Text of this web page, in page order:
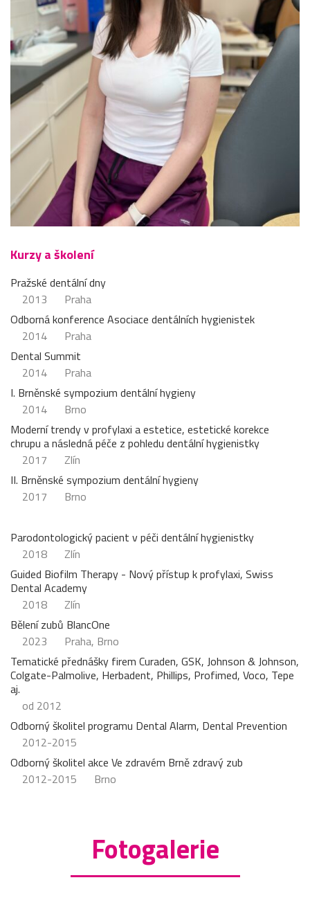
Kurzy a školení
Pražské dentální dny
2013
Praha
Odborná konference Asociace dentálních hygienistek
2014
Praha
Dental Summit
2014
Praha
I. Brněnské sympozium dentální hygieny
2014
Brno
Moderní trendy v profylaxi a estetice, estetické korekce
chrupu a následná péče z pohledu dentální hygienistky
2017
Zlín
II. Brněnské sympozium dentální hygieny
2017
Brno
Parodontologický pacient v péči dentální hygienistky
2018
Zlín
Guided Biofilm Therapy - Nový přístup k profylaxi, Swiss
Dental Academy
2018
Zlín
Bělení zubů BlancOne
2023
Praha, Brno
Tematické přednášky firem Curaden, GSK, Johnson & Johnson,
Colgate-Palmolive, Herbadent, Phillips, Profimed, Voco, Tepe
aj.
od 2012
Odborný školitel programu Dental Alarm, Dental Prevention
2012-2015
Odborný školitel akce Ve zdravém Brně zdravý zub
2012-2015
Brno
Fotogalerie